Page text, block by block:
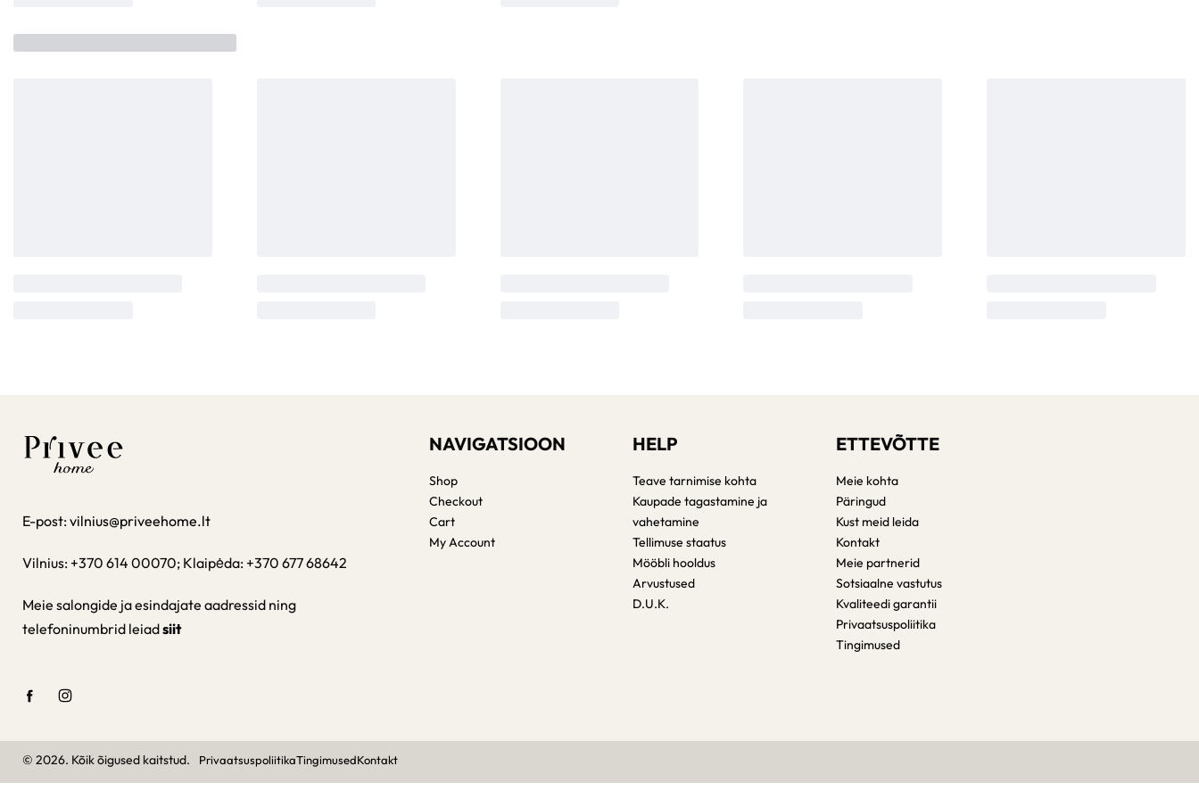
E-post:vilnius@priveehome.lt
Vilnius: +370 614 00070; Klaipėda: +370 677 68642
Meie salongide ja esindajate aadressid ning
telefoninumbrid leiadsiit
NAVIGATSIOON
Shop
Checkout
Cart
My Account
HELP
Teave tarnimise kohta
Kaupade tagastamine ja
vahetamine
Tellimuse staatus
Mööbli hooldus
Arvustused
D.U.K.
ETTEVÕTTE
Meie kohta
Päringud
Kust meid leida
Kontakt
Meie partnerid
Sotsiaalne vastutus
Kvaliteedi garantii
Privaatsuspoliitika
Tingimused
© 2026. Kõik õigused kaitstud. PrivaatsuspoliitikaTingimusedKontakt